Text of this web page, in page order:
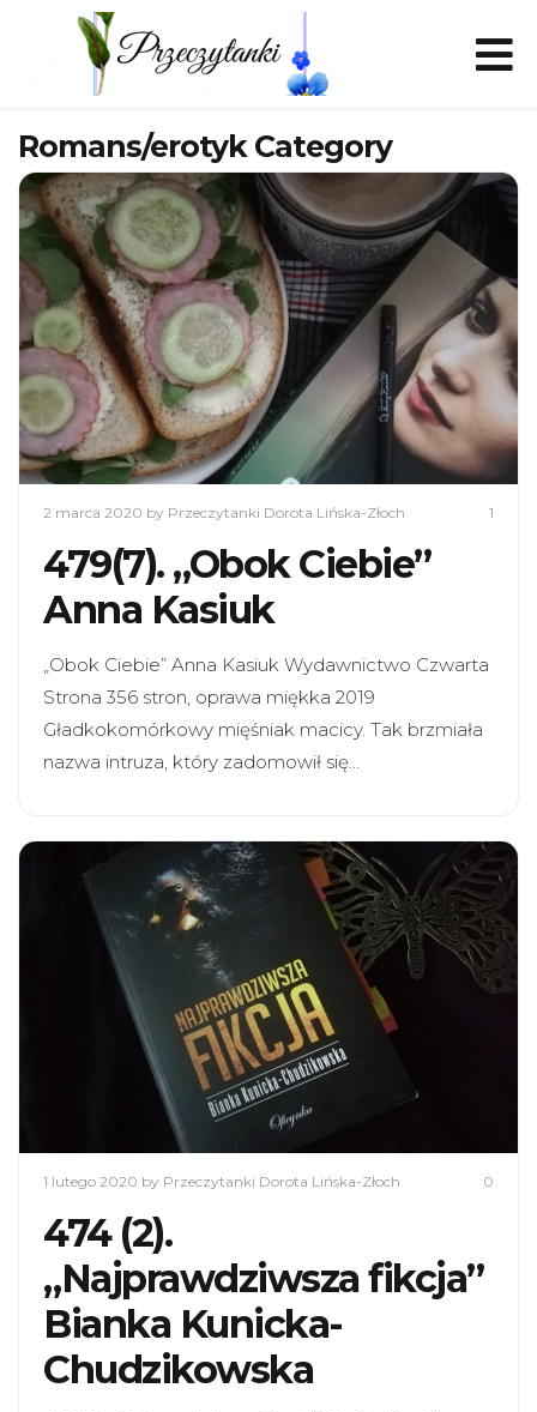
Romans/erotyk Category
2 marca 2020 by Przeczytanki Dorota Lińska-Złoch 1
479(7). „Obok Ciebie”
Anna Kasiuk
„Obok Ciebie” Anna Kasiuk Wydawnictwo Czwarta
Strona 356 stron, oprawa miękka 2019
Gładkokomórkowy mięśniak macicy. Tak brzmiała
nazwa intruza, który zadomowił się…
1 lutego 2020 by Przeczytanki Dorota Lińska-Złoch 0
474 (2).
„Najprawdziwsza fikcja”
Bianka Kunicka-
Chudzikowska